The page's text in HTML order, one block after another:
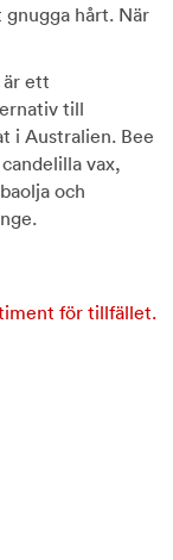
hårt. När
är ett
till
i Australien. Bee
vax,
och
för tillfället.